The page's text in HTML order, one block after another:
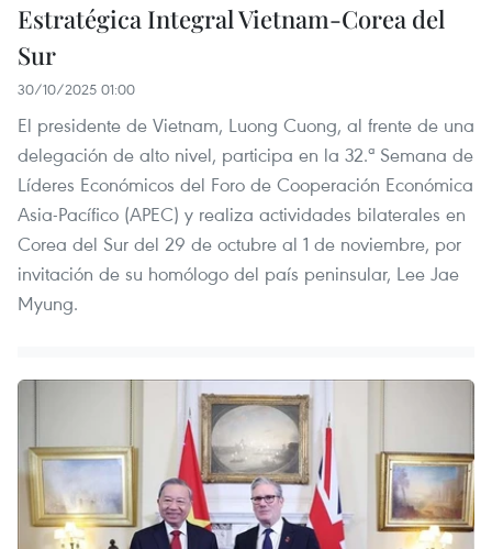
Estratégica Integral Vietnam-Corea del
Sur
30/10/2025 01:00
El presidente de Vietnam, Luong Cuong, al frente de una
delegación de alto nivel, participa en la 32.ª Semana de
Líderes Económicos del Foro de Cooperación Económica
Asia-Pacífico (APEC) y realiza actividades bilaterales en
Corea del Sur del 29 de octubre al 1 de noviembre, por
invitación de su homólogo del país peninsular, Lee Jae
Myung.